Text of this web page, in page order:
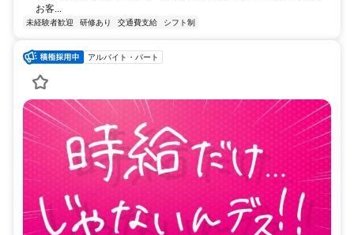
お客...
未経験者歓迎 研修あり 交通費支給 シフト制
アルバイト・パート